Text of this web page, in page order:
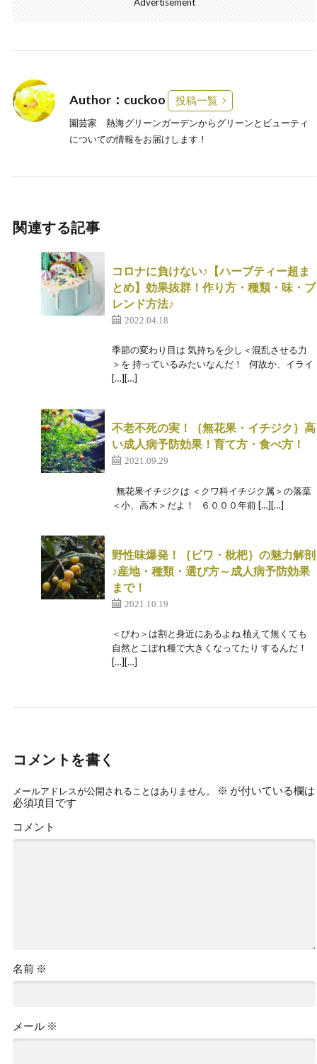
Author：cuckoo 投稿一覧
園芸家 熱海グリーンガーデンからグリーンとビューティ
についての情報をお届けします！
関連する記事
コロナに負けない♪【ハーブティー超ま
とめ】効果抜群！作り方・種類・味・ブ
レンド方法♪
2022.04.18
季節の変わり目は 気持ちを少し＜混乱させる力
＞を 持っているみたいなんだ！ 何故か、イライ
[…][…]
不老不死の実！｛無花果・イチジク｝高
い成人病予防効果！育て方・食べ方！
2021.09.29
無花果イチジクは ＜クワ科イチジク属＞の落葉
＜小、高木＞だよ！ ６０００年前 […][…]
野性味爆発！｛ビワ・枇杷｝の魅力解剖
♪産地・種類・選び方～成人病予防効果
まで！
2021.10.19
＜びわ＞は割と身近にあるよね 植えて無くても
自然とこぼれ種で大きくなってたり するんだ！
[…][…]
コメントを書く
メールアドレスが公開されることはありません。 ※ が付いている欄は
必須項目です
コメント
名前 ※
メール ※